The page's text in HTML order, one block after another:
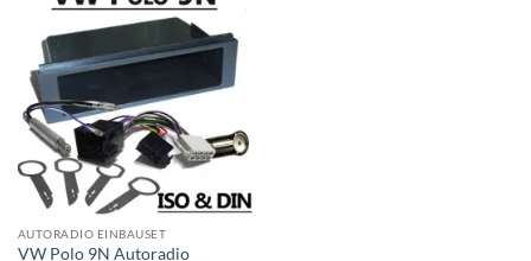
AUTORADIO EINBAUSET
VW Polo 9N Autoradio